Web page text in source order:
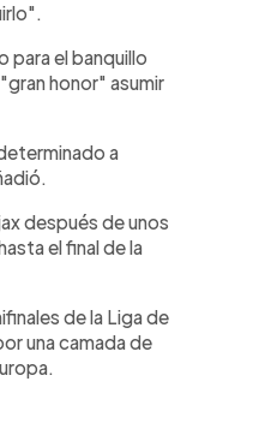
para el banquillo
honor" asumir
a
después de unos
el final de la
de la Liga de
una camada de